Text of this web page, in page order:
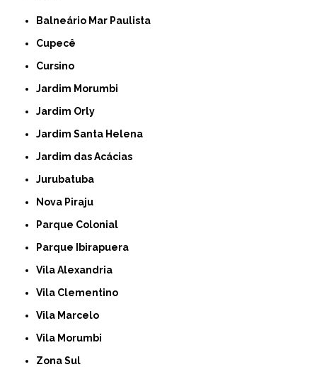
Balneário Mar Paulista
Cupecê
Cursino
Jardim Morumbi
Jardim Orly
Jardim Santa Helena
Jardim das Acácias
Jurubatuba
Nova Piraju
Parque Colonial
Parque Ibirapuera
Vila Alexandria
Vila Clementino
Vila Marcelo
Vila Morumbi
Zona Sul